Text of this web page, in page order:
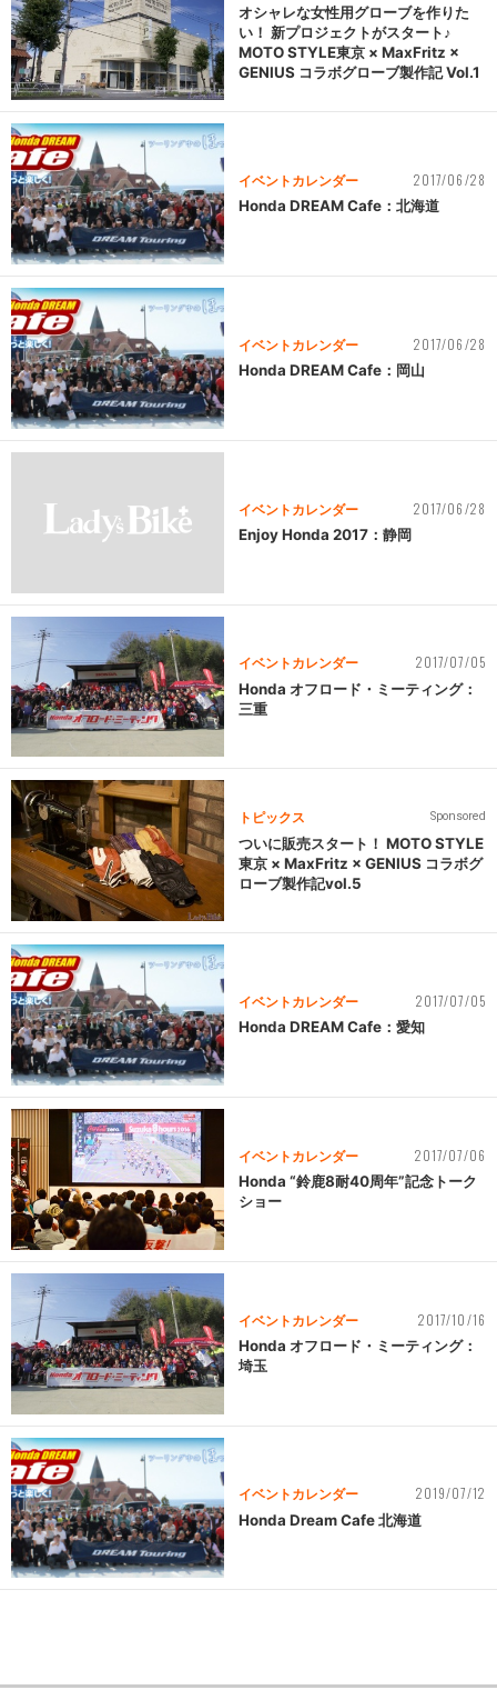
オシャレな女性用グローブを作りた
い！ 新プロジェクトがスタート♪
MOTO STYLE東京 × MaxFritz ×
GENIUS コラボグローブ製作記 Vol.1
イベントカレンダー 2017/06/28
Honda DREAM Cafe：北海道
イベントカレンダー 2017/06/28
Honda DREAM Cafe：岡山
イベントカレンダー 2017/06/28
Enjoy Honda 2017：静岡
イベントカレンダー 2017/07/05
Honda オフロード・ミーティング：
三重
トピックス Sponsored
ついに販売スタート！ MOTO STYLE
東京 × MaxFritz × GENIUS コラボグ
ローブ製作記vol.5
イベントカレンダー 2017/07/05
Honda DREAM Cafe：愛知
イベントカレンダー 2017/07/06
Honda “鈴鹿8耐40周年”記念トーク
ショー
イベントカレンダー 2017/10/16
Honda オフロード・ミーティング：
埼玉
イベントカレンダー 2019/07/12
Honda Dream Cafe 北海道